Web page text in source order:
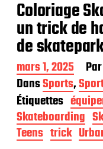
Coloriage
un trick de
de
D
a
t
e
d
e
p
mars 1, 2025 Par
DansSports,
Étiquettes
Skateboarding
Teens trick